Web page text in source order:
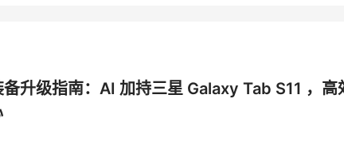
升级指南：AI 加持三星 Galaxy Tab S11 ，高